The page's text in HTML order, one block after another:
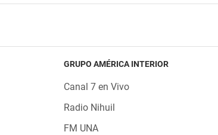
GRUPO AMÉRICA INTERIOR
Canal 7 en Vivo
Radio Nihuil
FM UNA